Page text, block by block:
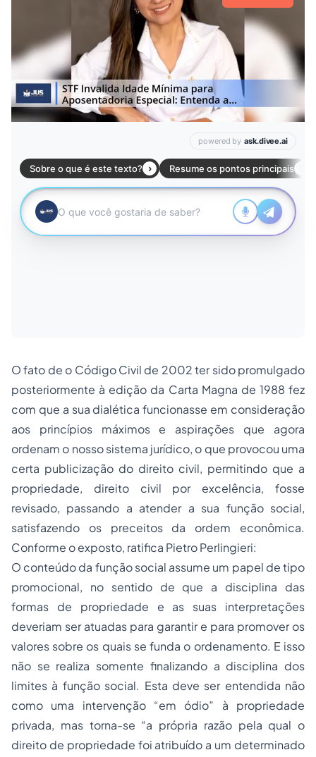
O fato de o Código Civil de 2002 ter sido promulgado
posteriormente à edição da Carta Magna de 1988 fez
com que a sua dialética funcionasse em consideração
aos princípios máximos e aspirações que agora
ordenam o nosso sistema jurídico, o que provocou uma
certa publicização do direito civil, permitindo que a
propriedade, direito civil por excelência, fosse
revisado, passando a atender a sua função social,
satisfazendo os preceitos da ordem econômica.
Conforme o exposto, ratifica Pietro Perlingieri:
O conteúdo da função social assume um papel de tipo
promocional, no sentido de que a disciplina das
formas de propriedade e as suas interpretações
deveriam ser atuadas para garantir e para promover os
valores sobre os quais se funda o ordenamento. E isso
não se realiza somente finalizando a disciplina dos
limites à função social. Esta deve ser entendida não
como uma intervenção “em ódio” à propriedade
privada, mas torna-se “a própria razão pela qual o
direito de propriedade foi atribuído a um determinado